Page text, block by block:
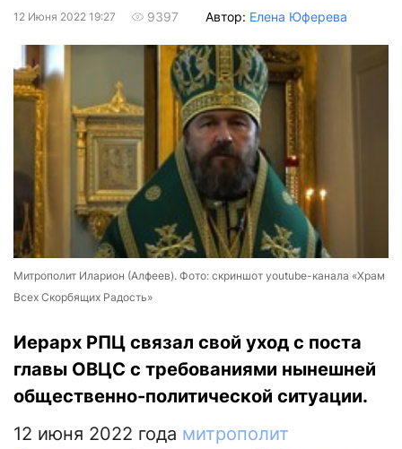
12 Июня 2022 19:27 9397 Автор: Елена Юферева
Митрополит Иларион (Алфеев). Фото: скриншот youtube-канала «Храм
Всех Скорбящих Радость»
Иерарх РПЦ связал свой уход с поста
главы ОВЦС с требованиями нынешней
общественно-политической ситуации.
12 июня 2022 года митрополит